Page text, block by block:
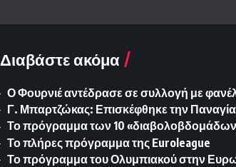
Διαβάστε ακόμα
Ο Φουρνιέ αντέδρασε σε συλλογή με
Γ. Μπαρτζώκας: Επισκέφθηκε την
Το πρόγραμμα των 10
Το πλήρες πρόγραμμα της Euroleague
Το πρόγραμμα του Ολυμπιακού στην